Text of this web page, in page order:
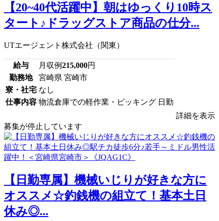
【20~40代活躍中】朝はゆっくり10時ス
タート♪ドラッグストア商品の仕分...
UTエージェント株式会社（関東）
給与 月収例215,000円
勤務地
宮崎県 宮崎市
寮・社宅 なし
仕事内容 物流倉庫での軽作業・ピッキング 日勤
詳細を表示
募集が停止しています
【日勤専属】機械いじりが好きな方に
オススメ☆釣銭機の組立て！基本土日
休み◎...